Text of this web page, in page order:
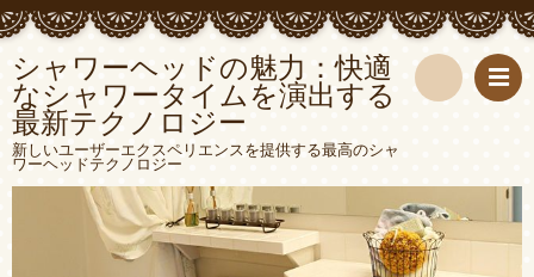
シャワーヘッドの魅力：快適
なシャワータイムを演出する
最新テクノロジー
新しいユーザーエクスペリエンスを提供する最高のシャ
ワーヘッドテクノロジー